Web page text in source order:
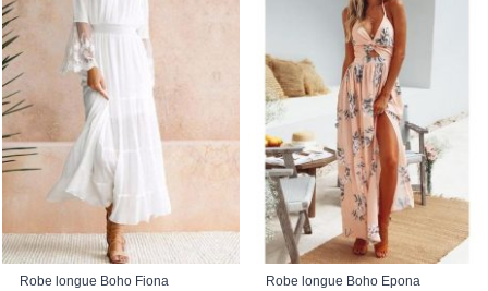
Robe longue Boho Fiona
Robe longue Boho Epona